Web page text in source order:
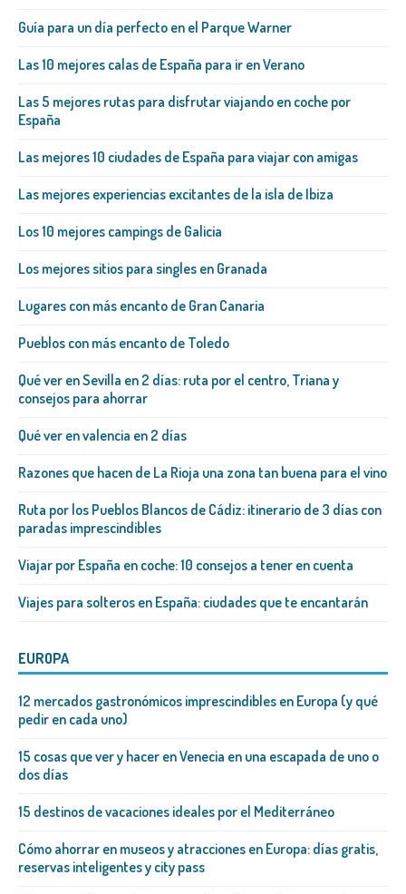
Guía para un día perfecto en el Parque Warner
Las 10 mejores calas de España para ir en Verano
Las 5 mejores rutas para disfrutar viajando en coche por
España
Las mejores 10 ciudades de España para viajar con amigas
Las mejores experiencias excitantes de la isla de Ibiza
Los 10 mejores campings de Galicia
Los mejores sitios para singles en Granada
Lugares con más encanto de Gran Canaria
Pueblos con más encanto de Toledo
Qué ver en Sevilla en 2 días: ruta por el centro, Triana y
consejos para ahorrar
Qué ver en valencia en 2 días
Razones que hacen de La Rioja una zona tan buena para el vino
Ruta por los Pueblos Blancos de Cádiz: itinerario de 3 días con
paradas imprescindibles
Viajar por España en coche: 10 consejos a tener en cuenta
Viajes para solteros en España: ciudades que te encantarán
EUROPA
12 mercados gastronómicos imprescindibles en Europa (y qué
pedir en cada uno)
15 cosas que ver y hacer en Venecia en una escapada de uno o
dos días
15 destinos de vacaciones ideales por el Mediterráneo
Cómo ahorrar en museos y atracciones en Europa: días gratis,
reservas inteligentes y city pass